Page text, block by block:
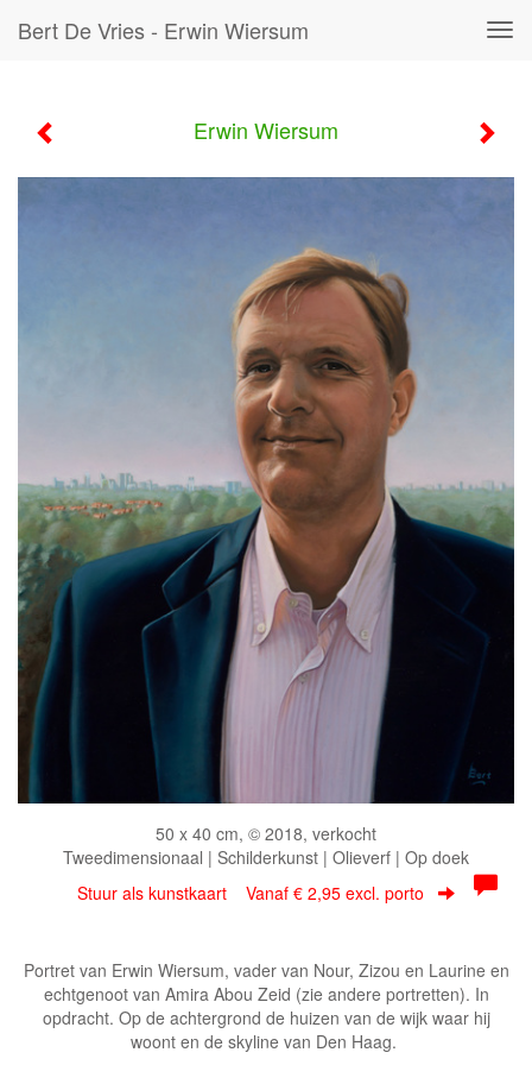
Bert De Vries - Erwin Wiersum
Erwin Wiersum
50 x 40 cm, © 2018, verkocht
Tweedimensionaal | Schilderkunst | Olieverf | Op doek
Stuur als kunstkaart Vanaf € 2,95 excl. porto
Portret van Erwin Wiersum, vader van Nour, Zizou en Laurine en
echtgenoot van Amira Abou Zeid (zie andere portretten). In
opdracht. Op de achtergrond de huizen van de wijk waar hij
woont en de skyline van Den Haag.